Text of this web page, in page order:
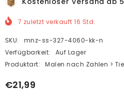
7 zuletzt verkauft16 Std.
SKU:
mnz-ss-327-4060-kk-n
Verfügbarkeit:
Auf Lager
Produktart:
Malen nach Zahlen >
€21,99